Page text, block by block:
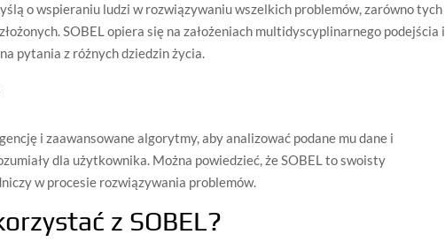
o wspieraniu ludzi w rozwiązywaniu wszelkich problemów, zarówno tych
SOBEL opiera się na założeniach multidyscyplinarnego podejścia i
pytania z różnych dziedzin życia.
i zaawansowane algorytmy, aby analizować podane mu dane i
dla użytkownika. Można powiedzieć, że SOBEL to swoisty
w procesie rozwiązywania problemów.
z SOBEL?